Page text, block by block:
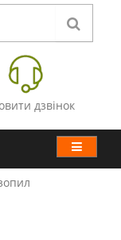
дзвінок